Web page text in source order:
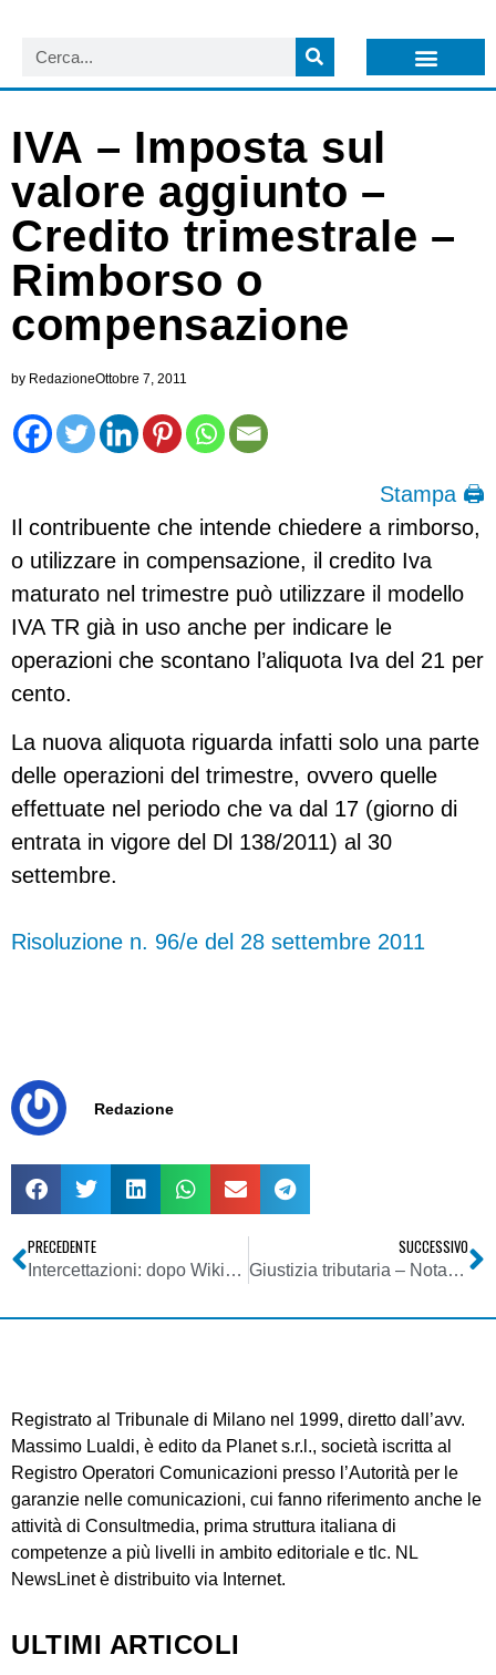
IVA – Imposta sul
valore aggiunto –
Credito trimestrale –
Rimborso o
compensazione
by RedazioneOttobre 7, 2011
Stampa 🖨
Il contribuente che intende chiedere a rimborso,
o utilizzare in compensazione, il credito Iva
maturato nel trimestre può utilizzare il modello
IVA TR già in uso anche per indicare le
operazioni che scontano l’aliquota Iva del 21 per
cento.
La nuova aliquota riguarda infatti solo una parte
delle operazioni del trimestre, ovvero quelle
effettuate nel periodo che va dal 17 (giorno di
entrata in vigore del Dl 138/2011) al 30
settembre.
Risoluzione n. 96/e del 28 settembre 2011
Redazione
PRECEDENTE
Intercettazioni: dopo Wikipedia blogger in allarme. La protesta corre sul web: per rettifica serve soggetto terzo
SUCCESSIVO
Giustizia tributaria – Nota di iscrizione a ruolo nel processo tributario – Modelli
Registrato al Tribunale di Milano nel 1999, diretto dall’avv.
Massimo Lualdi, è edito da Planet s.r.l., società iscritta al
Registro Operatori Comunicazioni presso l’Autorità per le
garanzie nelle comunicazioni, cui fanno riferimento anche le
attività di Consultmedia, prima struttura italiana di
competenze a più livelli in ambito editoriale e tlc. NL
NewsLinet è distribuito via Internet.
ULTIMI ARTICOLI